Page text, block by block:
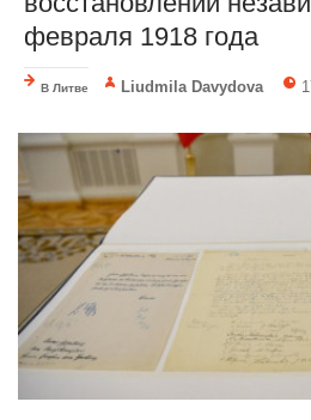
февраля 1918 года
В Литве Liudmila Davydova